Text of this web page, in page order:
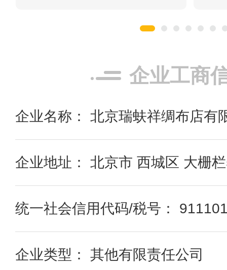
企业工商
企业名称： 北京瑞蚨祥绸布店有
企业地址： 北京市 西城区 大栅
统一社会信用代码/税号：
企业类型： 其他有限责任公司